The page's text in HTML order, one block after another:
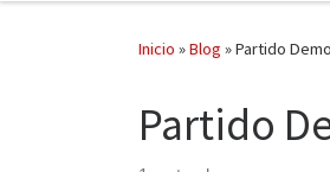
Inicio »Blog »Partido
Partido